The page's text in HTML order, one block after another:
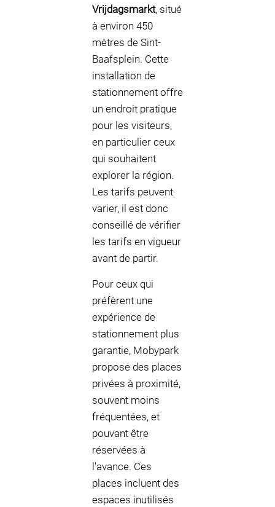
Vrijdagsmarkt, situé
à environ 450
mètres de Sint-
Baafsplein. Cette
installation de
stationnement offre
un endroit pratique
pour les visiteurs,
en particulier ceux
qui souhaitent
explorer la région.
Les tarifs peuvent
varier, il est donc
conseillé de vérifier
les tarifs en vigueur
avant de partir.
Pour ceux qui
préfèrent une
expérience de
stationnement plus
garantie, Mobypark
propose des places
privées à proximité,
souvent moins
fréquentées, et
pouvant être
réservées à
l'avance. Ces
places incluent des
espaces inutilisés